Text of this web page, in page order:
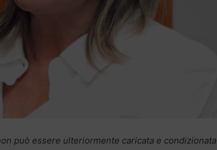
può essere ulteriormente caricata e condizionata